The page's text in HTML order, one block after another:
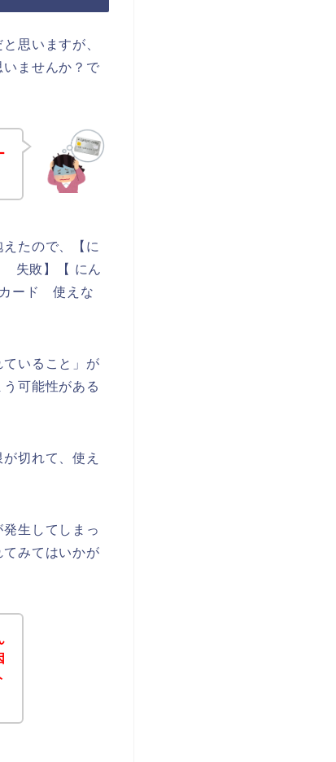
思いますが、
ませんか？で
たので、【に
失敗】【 にん
ード 使えな
いること」が
可能性がある
切れて、使え
生してしまっ
みてはいかが